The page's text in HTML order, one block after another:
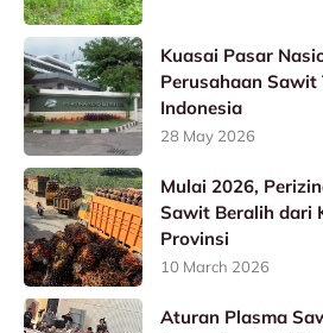
Kuasai Pasar
Perusahaan Sawit
Indonesia
28 May 2026
Mulai 2026,
Sawit Beralih dari
Provinsi
10 March 2026
Aturan Plasma